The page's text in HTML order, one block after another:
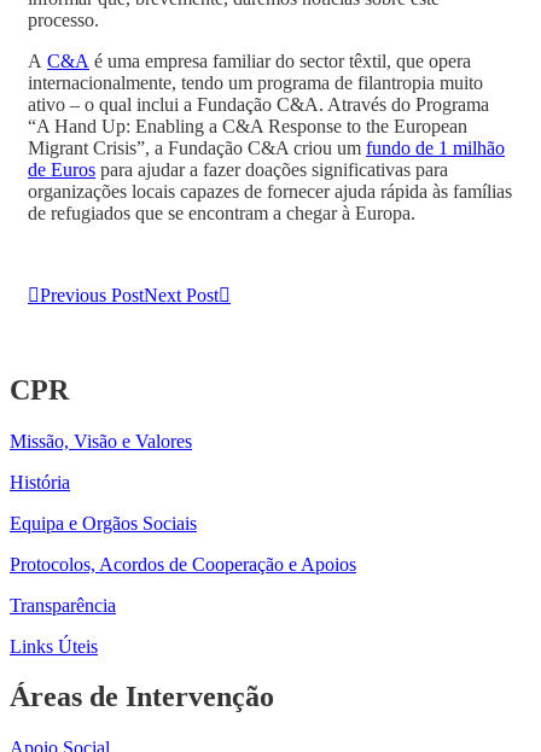
processo.
A C&A é uma empresa familiar do sector têxtil, que opera
internacionalmente, tendo um programa de filantropia muito
ativo – o qual inclui a Fundação C&A. Através do Programa
“A Hand Up: Enabling a C&A Response to the European
Migrant Crisis”, a Fundação C&A criou um fundo de 1 milhão
de Euros para ajudar a fazer doações significativas para
organizações locais capazes de fornecer ajuda rápida às famílias
de refugiados que se encontram a chegar à Europa.
Previous PostNext Post
CPR
Missão, Visão e Valores
História
Equipa e Orgãos Sociais
Protocolos, Acordos de Cooperação e Apoios
Transparência
Links Úteis
Áreas de Intervenção